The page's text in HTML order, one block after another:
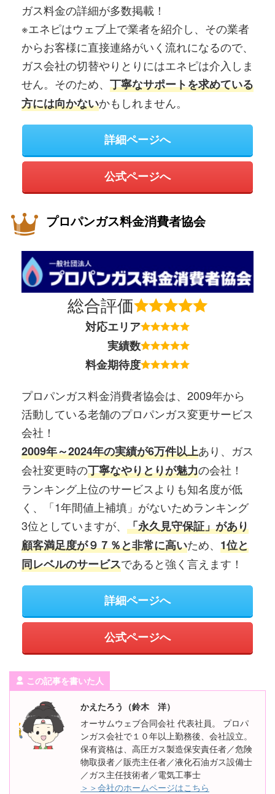
ガス料金の詳細が多数掲載！
※エネピはウェブ上で業者を紹介し、その業者
からお客様に直接連絡がいく流れになるので、
ガス会社の切替やりとりにはエネピは介入しま
せん。そのため、 丁寧なサポートを求めている
方には向かないかもしれません。
詳細ページへ
公式ページへ
プロパンガス料金消費者協会
総合評価
対応エリア
実績数
料金期待度
プロパンガス料金消費者協会は、2009年から
活動している老舗のプロパンガス変更サービス
会社！
2009年～2024年の実績が6万件以上あり、ガス
会社変更時の丁寧なやりとりが魅力の会社！
ランキング上位のサービスよりも知名度が低
く、「1年間値上補填」がないためランキング
3位としていますが、 「永久見守保証」があり
顧客満足度が９７％と非常に高いため、 1位と
同レベルのサービスであると強く言えます！
詳細ページへ
公式ページへ
この記事を書いた人
かえたろう（鈴木 洋）
オーサムウェブ合同会社 代表社員。 プロパ
ンガス会社で１０年以上勤務後、会社設立。
保有資格は、高圧ガス製造保安責任者／危険
物取扱者／販売主任者／液化石油ガス設備士
／ガス主任技術者／電気工事士
＞＞会社のホームページはこちら